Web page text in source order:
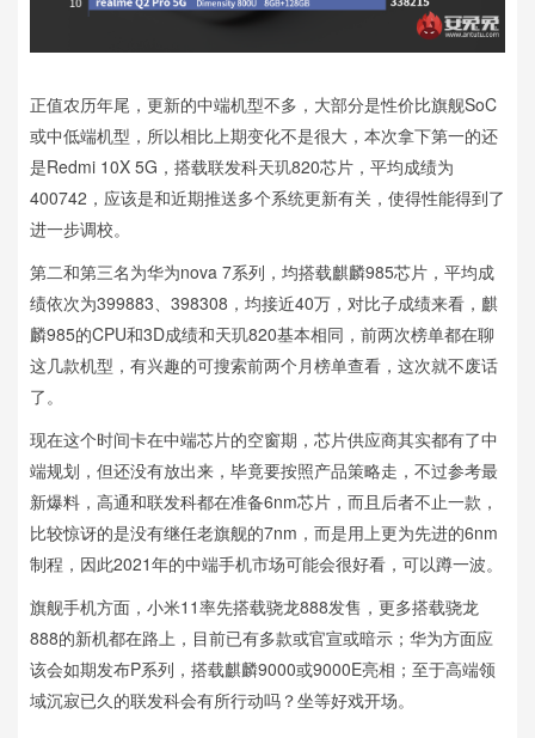
正值农历年尾，更新的中端机型不多，大部分是性价比旗舰SoC
或中低端机型，所以相比上期变化不是很大，本次拿下第一的还
是Redmi 10X 5G，搭载联发科天玑820芯片，平均成绩为
400742，应该是和近期推送多个系统更新有关，使得性能得到了
进一步调校。
第二和第三名为华为nova 7系列，均搭载麒麟985芯片，平均成
绩依次为399883、398308，均接近40万，对比子成绩来看，麒
麟985的CPU和3D成绩和天玑820基本相同，前两次榜单都在聊
这几款机型，有兴趣的可搜索前两个月榜单查看，这次就不废话
了。
现在这个时间卡在中端芯片的空窗期，芯片供应商其实都有了中
端规划，但还没有放出来，毕竟要按照产品策略走，不过参考最
新爆料，高通和联发科都在准备6nm芯片，而且后者不止一款，
比较惊讶的是没有继任老旗舰的7nm，而是用上更为先进的6nm
制程，因此2021年的中端手机市场可能会很好看，可以蹲一波。
旗舰手机方面，小米11率先搭载骁龙888发售，更多搭载骁龙
888的新机都在路上，目前已有多款或官宣或暗示；华为方面应
该会如期发布P系列，搭载麒麟9000或9000E亮相；至于高端领
域沉寂已久的联发科会有所行动吗？坐等好戏开场。